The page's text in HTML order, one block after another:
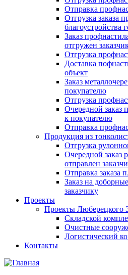
Отправка
Отгрузка заказа
благоустройства
Заказ
отгружен
Отгрузка
Доставка
объект
Заказ
покупателю
Отгрузка
Очередной заказ
к покупателю
Отправка
Продукция из
Отгрузка
Очередной заказ
отправлен
Отправка заказа
Заказ на
заказчику
Проекты
Проекты Люберецкого
Складской
Очистные
Логистический
Контакты